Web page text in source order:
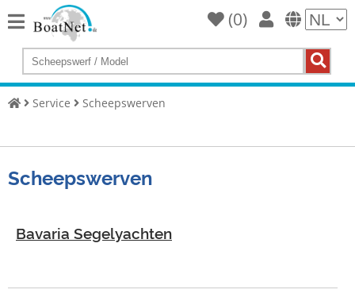
Home
Koop
jacht
Commerciële
Particuliere
Veilingen
(0)
Service Scheepswerven
Scheepswerven
Bavaria Segelyachten